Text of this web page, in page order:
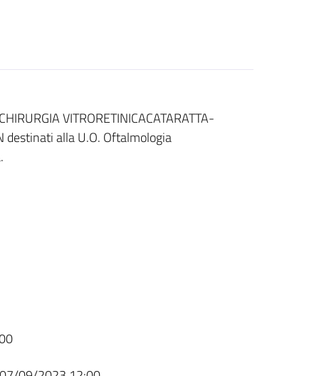
VITRORETINICACATARATTA-
destinati alla U.O. Oftalmologia